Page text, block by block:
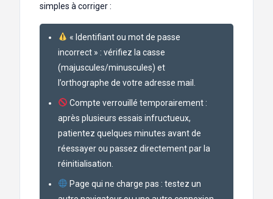
simples à corriger :
« Identifiant ou mot de passe
incorrect » : vérifiez la casse
(majuscules/minuscules) et
l’orthographe de votre adresse mail.
Compte verrouillé temporairement :
après plusieurs essais infructueux,
patientez quelques minutes avant de
réessayer ou passez directement par la
réinitialisation.
Page qui ne charge pas : testez un